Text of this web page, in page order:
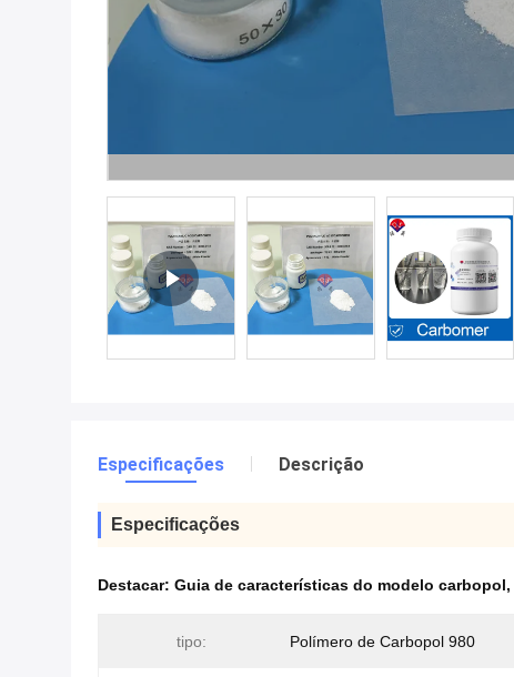
Especificações Descrição
Especificações
Destacar: Guia de características do modelo carbopol,
tipo: Polímero de Carbopol 980